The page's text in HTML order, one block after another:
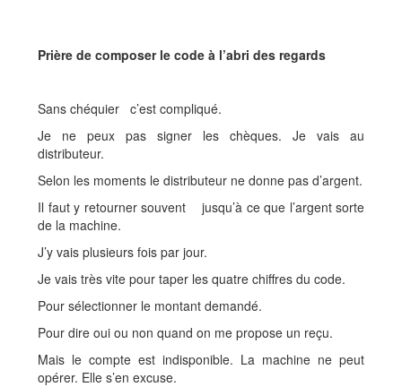
Prière de composer le code à l’abri des regards
Sans chéquier c’est compliqué.
Je ne peux pas signer les chèques. Je vais au
distributeur.
Selon les moments le distributeur ne donne pas d’argent.
Il faut y retourner souvent jusqu’à ce que l’argent sorte
de la machine.
J’y vais plusieurs fois par jour.
Je vais très vite pour taper les quatre chiffres du code.
Pour sélectionner le montant demandé.
Pour dire oui ou non quand on me propose un reçu.
Mais le compte est indisponible. La machine ne peut
opérer. Elle s’en excuse.